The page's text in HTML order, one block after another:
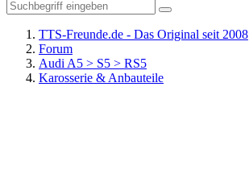
TTS-Freunde.de - Das Original seit 2008
Forum
Audi A5 > S5 > RS5
Karosserie & Anbauteile